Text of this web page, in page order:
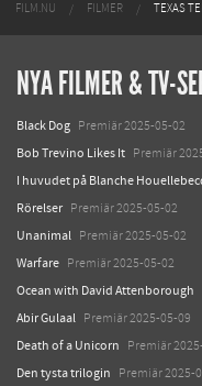
FILM.NU FILMER TEXAS
NYA FILMER & TV-
Black Dog Premiär 2025-05-02
Bob Trevino Likes It Premiär
I huvudet på Blanche
Rörelser Premiär 2025-05-02
Unanimal Premiär 2025-05-02
Warfare Premiär 2025-05-02
Ocean with David Attenborough
Abir Gulaal Premiär 2025-05-09
Death of a Unicorn Premiär
Den tysta trilogin Premiär 2025-